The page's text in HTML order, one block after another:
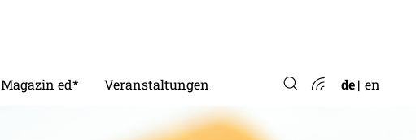
Magazin ed* Veranstaltungen de en